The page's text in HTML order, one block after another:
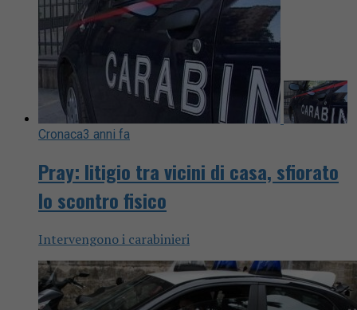
Cronaca3 anni fa
Pray: litigio tra vicini di casa, sfiorato
lo scontro fisico
Intervengono i carabinieri